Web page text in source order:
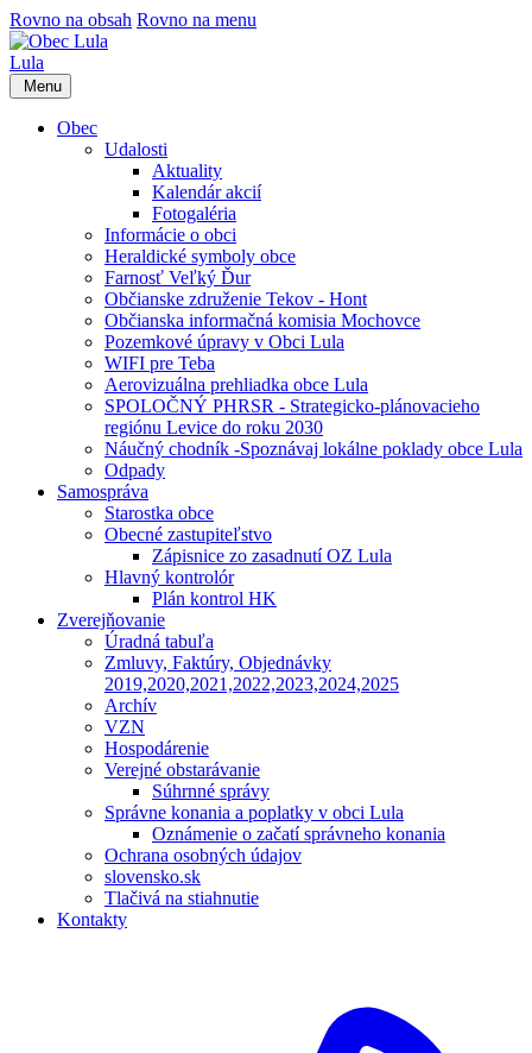
Rovno na obsah Rovno na menu
Lula
Menu
Obec
Udalosti
Aktuality
Kalendár akcií
Fotogaléria
Informácie o obci
Heraldické symboly obce
Farnosť Veľký Ďur
Občianske združenie Tekov - Hont
Občianska informačná komisia Mochovce
Pozemkové úpravy v Obci Lula
WIFI pre Teba
Aerovizuálna prehliadka obce Lula
SPOLOČNÝ PHRSR - Strategicko-plánovacieho
regiónu Levice do roku 2030
Náučný chodník -Spoznávaj lokálne poklady obce Lula
Odpady
Samospráva
Starostka obce
Obecné zastupiteľstvo
Zápisnice zo zasadnutí OZ Lula
Hlavný kontrolór
Plán kontrol HK
Zverejňovanie
Úradná tabuľa
Zmluvy, Faktúry, Objednávky
2019,2020,2021,2022,2023,2024,2025
Archív
VZN
Hospodárenie
Verejné obstarávanie
Súhrnné správy
Správne konania a poplatky v obci Lula
Oznámenie o začatí správneho konania
Ochrana osobných údajov
slovensko.sk
Tlačivá na stiahnutie
Kontakty